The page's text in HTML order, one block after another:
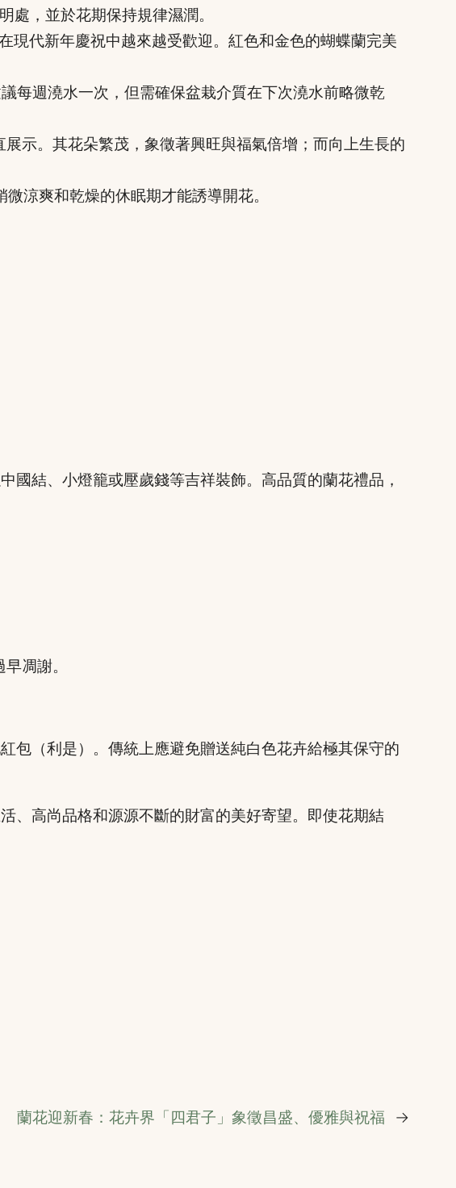
處，並於花期保持規律濕潤。
現代新年慶祝中越來越受歡迎。紅色和金色的蝴蝶蘭完美
每週澆水一次，但需確保盆栽介質在下次澆水前略微乾
示。其花朵繁茂，象徵著興旺與福氣倍增；而向上生長的
涼爽和乾燥的休眠期才能誘導開花。
結、小燈籠或壓歲錢等吉祥裝飾。高品質的蘭花禮品，
凋謝。
包（利是）。傳統上應避免贈送純白色花卉給極其保守的
、高尚品格和源源不斷的財富的美好寄望。即使花期結
蘭花迎新春：花卉界「四君子」象徵昌盛、優雅與祝福 →